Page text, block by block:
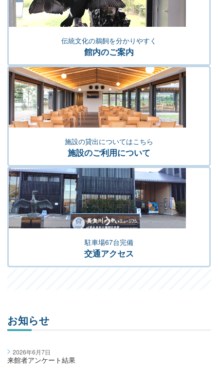
伝統文化の鵜飼を分かりやすく
館内のご案内
施設の貸出についてはこちら
施設のご利用について
駐車場67台完備
交通アクセス
お知らせ
来館者アンケート結果
2026年6月7日